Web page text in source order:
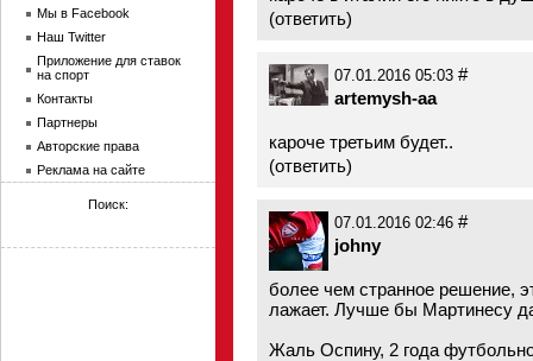
(ответить)
07.01.2016 05:03 #
artemysh-aa
кароче третьим будет..
(ответить)
07.01.2016 02:46 #
johny
более чем странное решение,
лажает. Лучше бы Мартинесу
Жаль Оспину, 2 года
Мы в Facebook
Наш Twitter
Приложение для ставок
на спорт
Контакты
Партнеры
Авторские права
Реклама на сайте
Поиск: